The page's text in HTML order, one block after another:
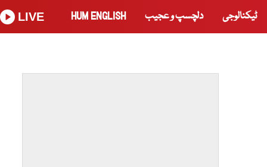
ٹیکنالوجی دلچسپ و عجیب HUM ENGLISH
LIVE